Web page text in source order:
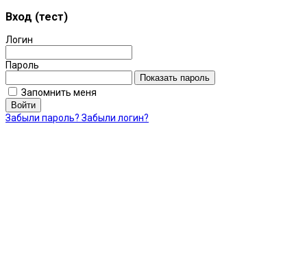
Вход (тест)
Логин
Пароль
Показать пароль
Запомнить меня
Войти
Забыли пароль? Забыли логин?